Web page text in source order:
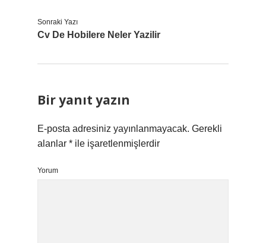
Sonraki Yazı
Cv De Hobilere Neler Yazilir
Bir yanıt yazın
E-posta adresiniz yayınlanmayacak. Gerekli
alanlar * ile işaretlenmişlerdir
Yorum